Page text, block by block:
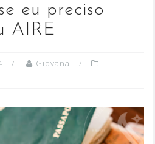
eu preciso
AIRE
Giovana